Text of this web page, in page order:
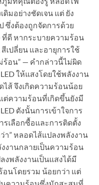
มอย่างชัดเจน แต่ ยัง
ซึ่งต้องถูกจัดการด้วย
ที่ดี หากระบายความร้อน
เปลี่ยน และอายุการใช้
ร้อน” — คำกล่าวนี้ไม่ผิด
ให้แสงโดยใช้พลังงาน
ส้ จึงเกิดความร้อนน้อย
ต่ความร้อนที่เกิดขึ้นยังมี
ดังนั้นการเข้าใจการ
รเลือกซื้อและการติดตั้ง
า” หลอดไส้แปลงพลังงาน
งานกลายเป็นความร้อน
งพลังงานเป็นแสงได้มี
นโดยรวม น้อยกว่า แต่
นความร้อนซึ่งมักสะสมที่